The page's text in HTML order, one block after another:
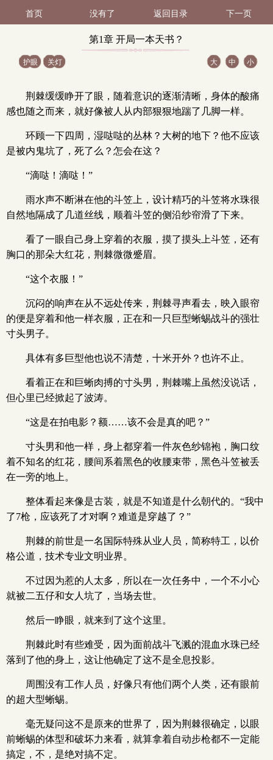
首页 没有了 返回目录 下一页
第1章 开局一本天书？
护眼 关灯 大 中 小
荆棘缓缓睁开了眼，随着意识的逐渐清晰，身体的酸痛
感也随之而来，就好像被人从内部狠狠地踹了几脚一样。
环顾一下四周，湿哒哒的丛林？大树的地下？他不应该
是被内鬼坑了，死了么？怎会在这？
“滴哒！滴哒！”
雨水声不断淋在他的斗笠上，设计精巧的斗笠将水珠很
自然地隔成了几道丝线，顺着斗笠的侧沿纱帘滑了下来。
看了一眼自己身上穿着的衣服，摸了摸头上斗笠，还有
胸口的那朵大红花，荆棘微微蹙眉。
“这个衣服！”
沉闷的响声在从不远处传来，荆棘寻声看去，映入眼帘
的便是穿着和他一样衣服，正在和一只巨型蜥蜴战斗的强壮
寸头男子。
具体有多巨型他也说不清楚，十米开外？也许不止。
看着正在和巨蜥肉搏的寸头男，荆棘嘴上虽然没说话，
但心里已经掀起了波涛。
“这是在拍电影？额……该不会是真的吧？”
寸头男和他一样，身上都穿着一件灰色纱锦袍，胸口纹
着不知名的红花，腰间系着黑色的收腰束带，黑色斗笠被丢
在一旁的地上。
整体看起来像是古装，就是不知道是什么朝代的。“我中
了7枪，应该死了才对啊？难道是穿越了？”
荆棘的前世是一名国际特殊从业人员，简称特工，以价
格公道，技术专业文明业界。
不过因为惹的人太多，所以在一次任务中，一个不小心
就被二五仔和女人坑了，当场去世。
然后一睁眼，就来到了这个这里。
荆棘此时有些难受，因为面前战斗飞溅的混血水珠已经
落到了他的身上，这让他确定了这不是全息投影。
周围没有工作人员，好像只有他们两个人类，还有眼前
的超大型蜥蜴。
毫无疑问这不是原来的世界了，因为荆棘很确定，以眼
前蜥蜴的体型和破坏力来看，就算拿着自动步枪都不一定能
搞定，不，是绝对搞不定。